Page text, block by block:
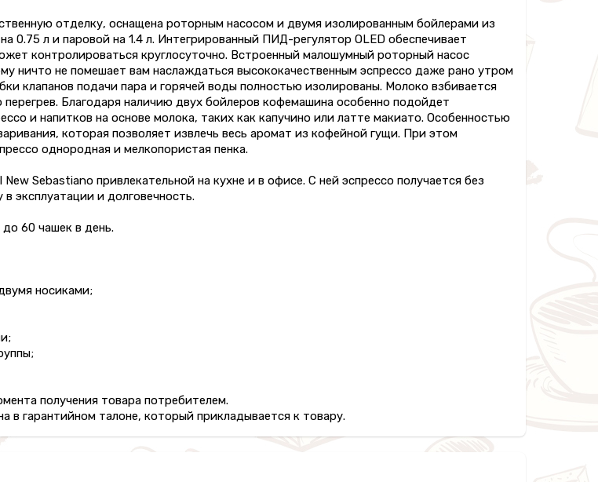
отделку, оснащена роторным насосом и двумя изолированным бойлерами из
0.75 л и паровой на 1.4 л. Интегрированный ПИД-регулятор OLED обеспечивает
контролироваться круглосуточно. Встроенный малошумный роторный насос
ничто не помешает вам наслаждаться высококачественным эспрессо даже рано утром
клапанов подачи пара и горячей воды полностью изолированы. Молоко взбивается
перегрев. Благодаря наличию двух бойлеров кофемашина особенно подойдет
и напитков на основе молока, таких как капучино или латте макиато. Особенностью
которая позволяет извлечь весь аромат из кофейной гущи. При этом
однородная и мелкопористая пенка.
Sebastiano привлекательной на кухне и в офисе. С ней эспрессо получается без
эксплуатации и долговечность.
60 чашек в день.
носиками;
получения товара потребителем.
в гарантийном талоне, который прикладывается к товару.